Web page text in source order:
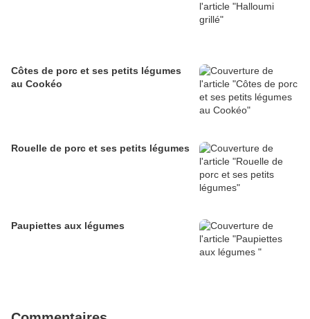
Côtes de porc et ses petits légumes
au Cookéo
Rouelle de porc et ses petits légumes
Paupiettes aux légumes